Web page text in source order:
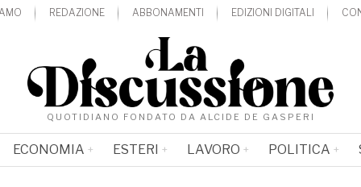
REDAZIONE ABBONAMENTI EDIZIONI DIGITALI
QUOTIDIANO FONDATO DA ALCIDE DE GASPERI
ECONOMIA ESTERI LAVORO POLITICA